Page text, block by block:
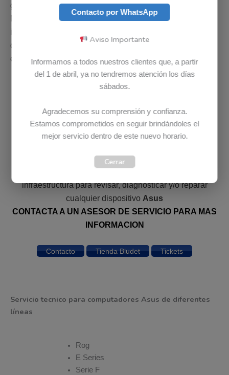
garantizados para computadoresAsusen Colombia.
Nuestros colaboradores están en la capacidad de
instalar, configurar o reparar cualquier parte de un
computador
. Adicional si parte no esta disponible
en el país, es posible solicitarla bajo importación.
DIAGNOSTICO ASUS COMPLETAMENTE GRATIS
costo, revisamos su computador
infraestructura para revisar, diagnosticar y/o reparar
cualquier dispositivo Asus
CONTACTA A UN ASESOR DE SERVICIO PARA MAS
INFORMACION
Contacto Tienda Bludet Tickets
Servicio tecnico para computadores Asus de diferentes
líneas
Rog
E Series
Serie F
Contacto por WhatsApp
Aviso Importante
Informamos a todos nuestros clientes que, a partir
del 1 de abril, ya no tendremos atención los días
sábados.
Agradecemos su comprensión y confianza.
Estamos comprometidos en seguir brindándoles el
mejor servicio dentro de este nuevo horario.
Cerrar